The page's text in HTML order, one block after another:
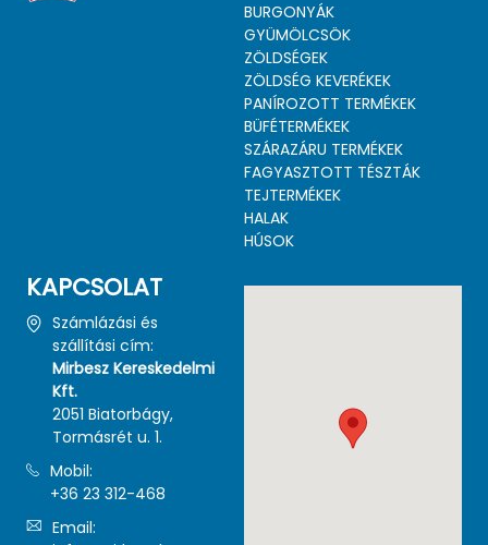
mmel
kecskesajt
csirke
BURGONYÁK
GYÜMÖLCSÖK
ZÖLDSÉGEK
ZÖLDSÉG KEVERÉKEK
PANÍROZOTT TERMÉKEK
BÜFÉTERMÉKEK
SZÁRAZÁRU TERMÉKEK
FAGYASZTOTT TÉSZTÁK
TEJTERMÉKEK
HALAK
HÚSOK
KAPCSOLAT
Számlázási és
szállítási cím:
Mirbesz Kereskedelmi
Kft.
2051 Biatorbágy,
Tormásrét u. 1.
Mobil:
+36 23 312-468
Email: